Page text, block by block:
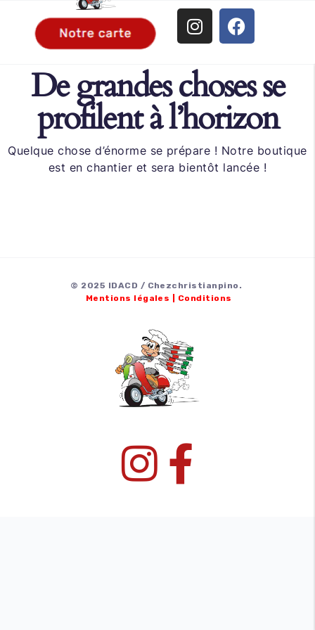
De grandes choses se
profilent à l’horizon
Quelque chose d’énorme se prépare ! Notre boutique
est en chantier et sera bientôt lancée !
© 2025 IDACD / Chezchristianpino.
Mentions légales
Conditions